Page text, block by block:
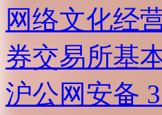
网络文化经
券交易所基
沪公网安备